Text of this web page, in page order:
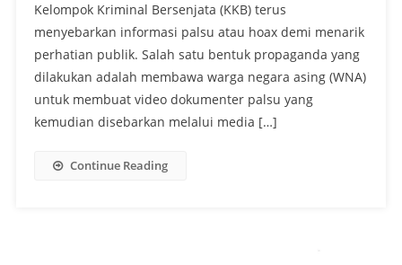
Kelompok Kriminal Bersenjata (KKB) terus
menyebarkan informasi palsu atau hoax demi menarik
perhatian publik. Salah satu bentuk propaganda yang
dilakukan adalah membawa warga negara asing (WNA)
untuk membuat video dokumenter palsu yang
kemudian disebarkan melalui media […]
Continue Reading